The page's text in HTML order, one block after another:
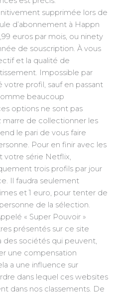
supprimée lors de
d’abonnement à Happn
euros par mois, ou ninety
de souscription. À vous
et la qualité de
Impossible par
votre profil, sauf en passant
beaucoup
options ne sont pas
marre de collectionner les
le pari de vous faire
Pour en finir avec les
votre série Netflix,
trois profils par jour
Il faudra seulement
et 1 euro, pour tenter de
de la sélection.
« Super Pouvoir »
présentés sur ce site
des sociétés qui peuvent,
une compensation
a une influence sur
dans lequel ces websites
dans nos classements. De